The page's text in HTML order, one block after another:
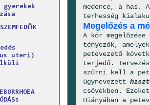
medence, a has.
terhesség
Megelőzés a
A kór
tényezők,
petevezető
terjedő.
szűrni kell a
úgynevezett
csövekben.
Hiányában a
uteri)